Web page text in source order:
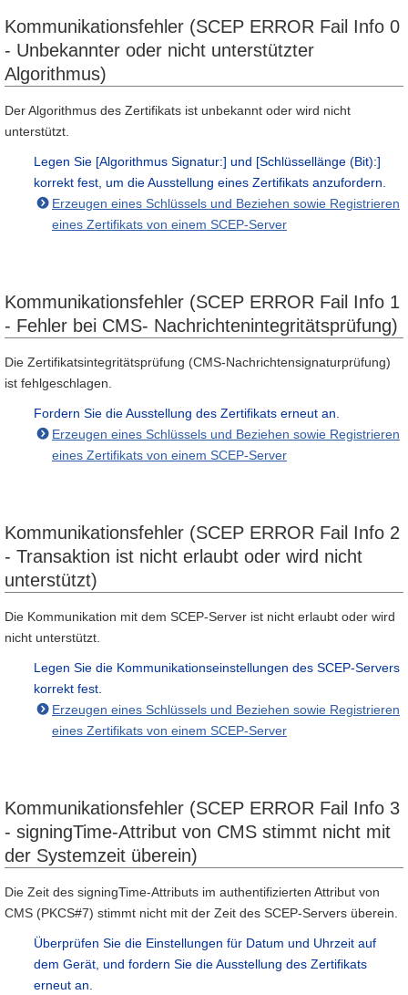
Kommunikationsfehler (SCEP ERROR Fail Info 0
- Unbekannter oder nicht unterstützter
Algorithmus)
Der Algorithmus des Zertifikats ist unbekannt oder wird nicht
unterstützt.
Legen Sie [Algorithmus Signatur:] und [Schlüssellänge (Bit):]
korrekt fest, um die Ausstellung eines Zertifikats anzufordern.
Erzeugen eines Schlüssels und Beziehen sowie Registrieren
eines Zertifikats von einem SCEP-Server
Kommunikationsfehler (SCEP ERROR Fail Info 1
- Fehler bei CMS- Nachrichtenintegritätsprüfung)
Die Zertifikatsintegritätsprüfung (CMS-Nachrichtensignaturprüfung)
ist fehlgeschlagen.
Fordern Sie die Ausstellung des Zertifikats erneut an.
Erzeugen eines Schlüssels und Beziehen sowie Registrieren
eines Zertifikats von einem SCEP-Server
Kommunikationsfehler (SCEP ERROR Fail Info 2
- Transaktion ist nicht erlaubt oder wird nicht
unterstützt)
Die Kommunikation mit dem SCEP-Server ist nicht erlaubt oder wird
nicht unterstützt.
Legen Sie die Kommunikationseinstellungen des SCEP-Servers
korrekt fest.
Erzeugen eines Schlüssels und Beziehen sowie Registrieren
eines Zertifikats von einem SCEP-Server
Kommunikationsfehler (SCEP ERROR Fail Info 3
- signingTime-Attribut von CMS stimmt nicht mit
der Systemzeit überein)
Die Zeit des signingTime-Attributs im authentifizierten Attribut von
CMS (PKCS#7) stimmt nicht mit der Zeit des SCEP-Servers überein.
Überprüfen Sie die Einstellungen für Datum und Uhrzeit auf
dem Gerät, und fordern Sie die Ausstellung des Zertifikats
erneut an.